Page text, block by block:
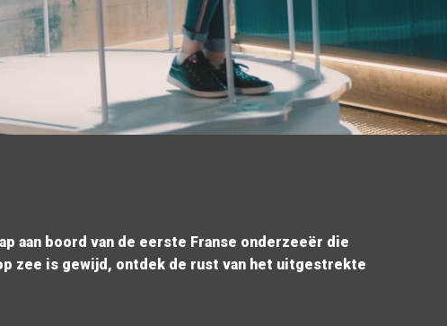
aan boord van de eerste Franse onderzeeër die
zee is gewijd, ontdek de rust van het uitgestrekte